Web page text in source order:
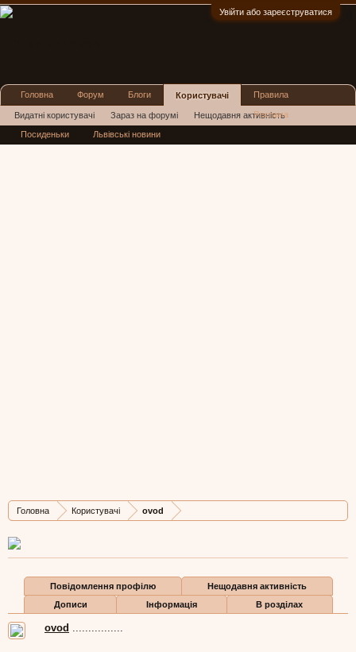
Увійти або зареєструватися
Головна Користувачі ovod
Дописів
5.086
Карма
2.386
Бали
113
Повідомлення профілю
Нещодавня активність
Дописи
Інформація В розділах
ovod ................
Головна Форум Блоги Користувачі
Видатні користувачі Зараз на форумі Нещодавня активність
Нові повідомлення профілю
Правила
Реклама
Посиденьки Львівські новини